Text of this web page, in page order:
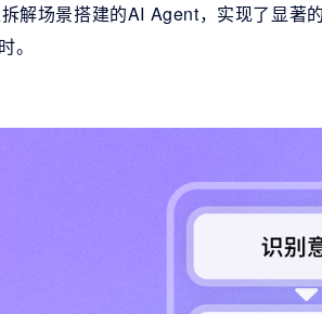
解场景搭建的AI Agent，实现了显著
。